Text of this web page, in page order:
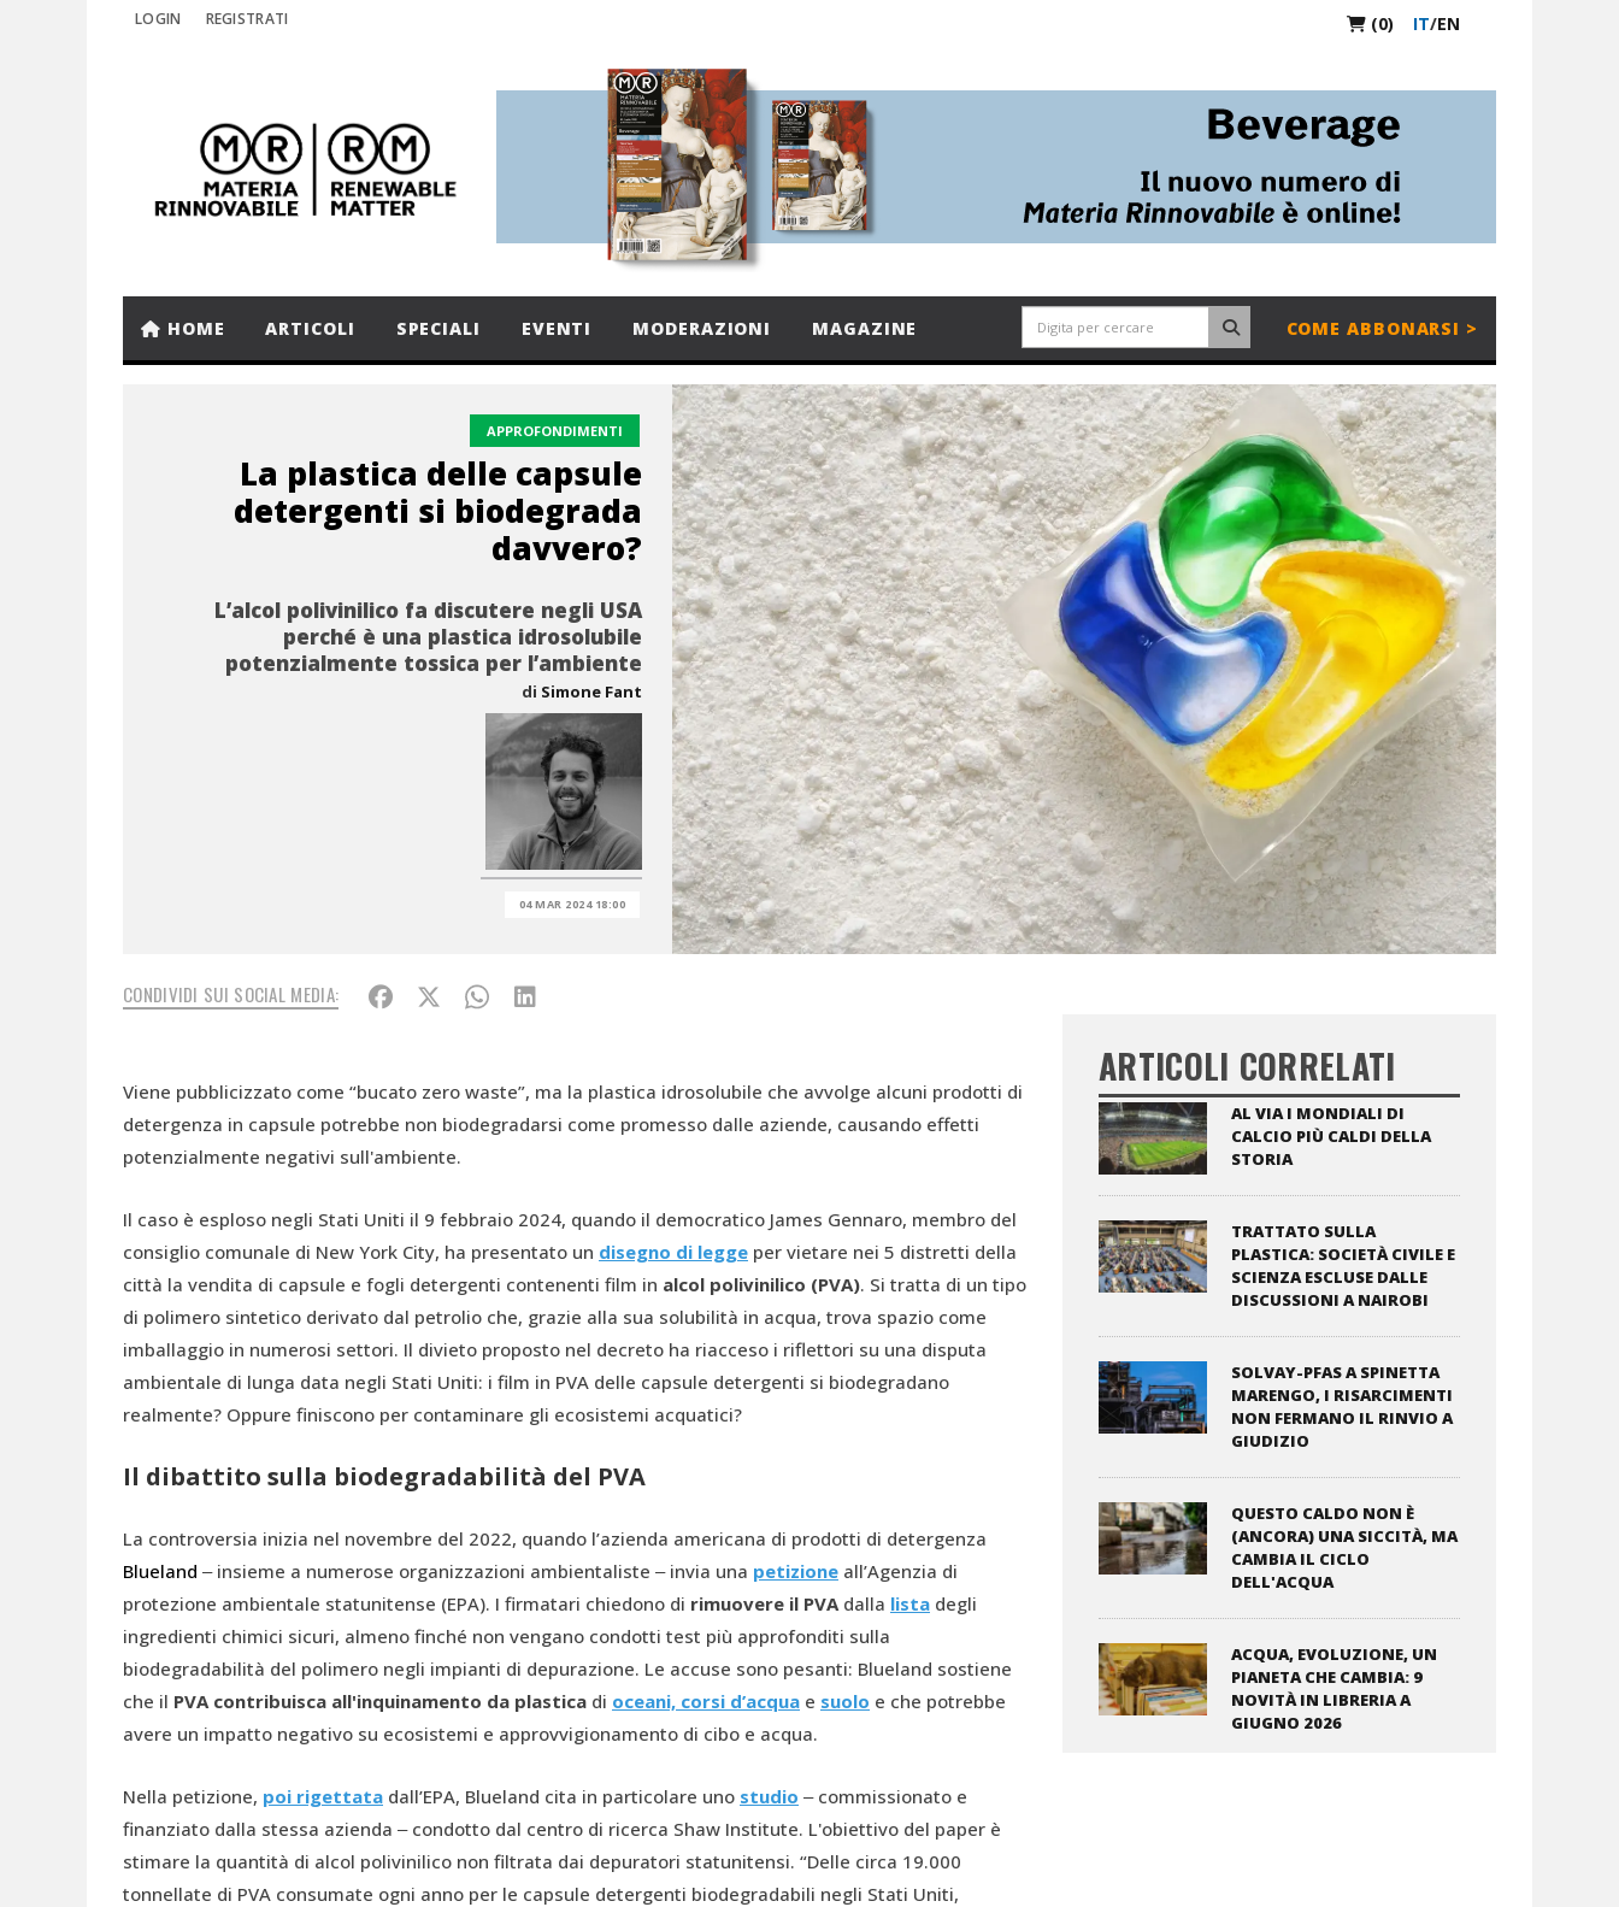
LOGIN REGISTRATI (0) IT/EN
HOME ARTICOLI SPECIALI EVENTI MODERAZIONI MAGAZINE COME ABBONARSI >
APPROFONDIMENTI
La plastica delle capsule
detergenti si biodegrada
davvero?
L’alcol polivinilico fa discutere negli USA
perché è una plastica idrosolubile
potenzialmente tossica per l’ambiente
di Simone Fant
04 MAR 2024 18:00
CONDIVIDI SUI SOCIAL MEDIA:
Viene pubblicizzato come “bucato zero waste”, ma la plastica idrosolubile che avvolge alcuni prodotti di
detergenza in capsule potrebbe non biodegradarsi come promesso dalle aziende, causando effetti
potenzialmente negativi sull'ambiente.
Il caso è esploso negli Stati Uniti il 9 febbraio 2024, quando il democratico James Gennaro, membro del
consiglio comunale di New York City, ha presentato un disegno di legge per vietare nei 5 distretti della
città la vendita di capsule e fogli detergenti contenenti film in alcol polivinilico (PVA). Si tratta di un tipo
di polimero sintetico derivato dal petrolio che, grazie alla sua solubilità in acqua, trova spazio come
imballaggio in numerosi settori. Il divieto proposto nel decreto ha riacceso i riflettori su una disputa
ambientale di lunga data negli Stati Uniti: i film in PVA delle capsule detergenti si biodegradano
realmente? Oppure finiscono per contaminare gli ecosistemi acquatici?
Il dibattito sulla biodegradabilità del PVA
La controversia inizia nel novembre del 2022, quando l’azienda americana di prodotti di detergenza
Blueland ‒ insieme a numerose organizzazioni ambientaliste ‒ invia una petizione all’Agenzia di
protezione ambientale statunitense (EPA). I firmatari chiedono di rimuovere il PVAdalla lista degli
ingredienti chimici sicuri, almeno finché non vengano condotti test più approfonditi sulla
biodegradabilità del polimero negli impianti di depurazione. Le accuse sono pesanti: Blueland sostiene
che il PVA contribuisca all'inquinamento da plastica di oceani, corsi d’acqua e suolo e che potrebbe
avere un impatto negativo su ecosistemi e approvvigionamento di cibo e acqua.
Nella petizione, poi rigettata dall’EPA, Blueland cita in particolare uno studio ‒ commissionato e
finanziato dalla stessa azienda ‒ condotto dal centro di ricerca Shaw Institute. L'obiettivo del paper è
stimare la quantità di alcol polivinilico non filtrata dai depuratori statunitensi. “Delle circa 19.000
tonnellate di PVA consumate ogni anno per le capsule detergenti biodegradabili negli Stati Uniti,
ARTICOLI CORRELATI
AL VIA I MONDIALI DI
CALCIO PIÙ CALDI DELLA
STORIA
TRATTATO SULLA
PLASTICA: SOCIETÀ CIVILE E
SCIENZA ESCLUSE DALLE
DISCUSSIONI A NAIROBI
SOLVAY-PFAS A SPINETTA
MARENGO, I RISARCIMENTI
NON FERMANO IL RINVIO A
GIUDIZIO
QUESTO CALDO NON È
(ANCORA) UNA SICCITÀ, MA
CAMBIA IL CICLO
DELL'ACQUA
ACQUA, EVOLUZIONE, UN
PIANETA CHE CAMBIA: 9
NOVITÀ IN LIBRERIA A
GIUGNO 2026